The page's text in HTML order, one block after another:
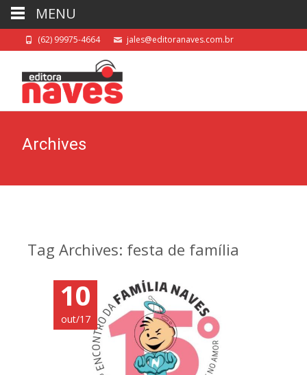
(62) 99975-4664 jales@editoranaves.com.br
Archives
Tag Archives: festa de família
10
out/17
MENU